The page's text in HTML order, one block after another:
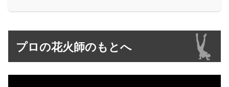
プロの花火師のもとへ